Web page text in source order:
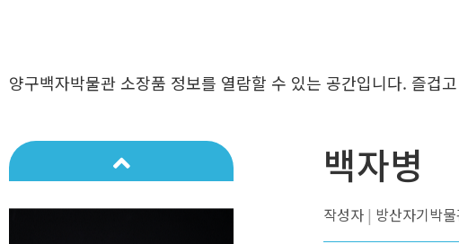
양구백자박물관 소장품 정보를 열람할 수 있는 공간입니다. 즐겁
백자병
백자병
작성자 방산자기박